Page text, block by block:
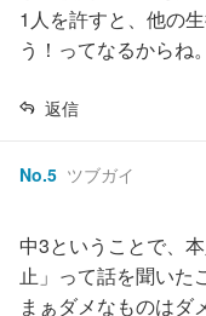
1人を許すと、他の
う！ってなるからね。
返信
No.5 ツブガイ
中3ということで、
止」って話を聞いた
まぁダメなものはダ